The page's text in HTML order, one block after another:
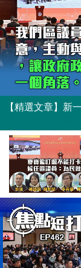
【精選文章】新